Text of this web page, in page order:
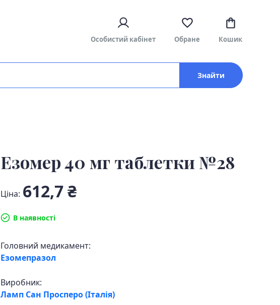
Особистий кабінет Обране Кошик
Знайти
Езомер 40 мг таблетки №28
Ціна: 612,7 ₴
В наявності
Головний медикамент:
Езомепразол
Виробник:
Ламп Сан Просперо (Італія)